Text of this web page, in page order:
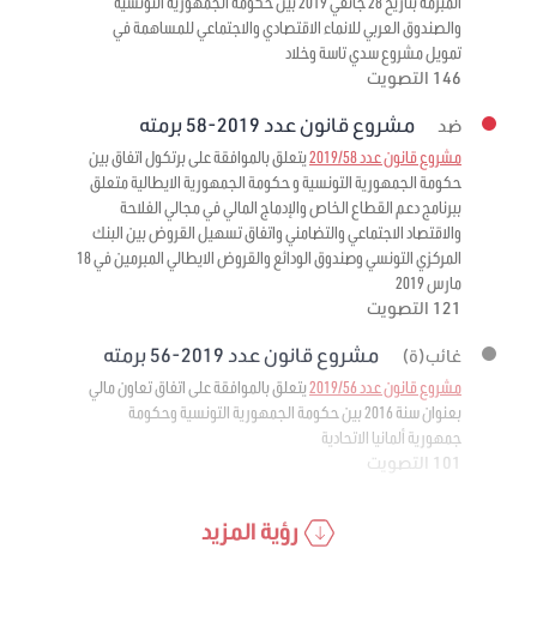
والصندوق العربي للانماء الاقتصادي والاجتماعي للمساهمة في
تمويل مشروع سدي تاسة وخلاد
146 التصويت
ضد مشروع قانون عدد 2019-58 برمته
مشروع قانون عدد 2019/58
يتعلق بالموافقة على برتكول اتفاق بين
حكومة الجمهورية التونسية و حكومة الجمهورية الايطالية متعلق
ببرنامج دعم القطاع الخاص والإدماج المالي في مجالي الفلاحة
والاقتصاد الاجتماعي والتضامني واتفاق تسهيل القروض بين البنك
المركزي التونسي وصندوق الودائع والقروض الايطالي المبرمين في 18
مارس 2019
121 التصويت
غائب(ة) مشروع قانون عدد 2019-56 برمته
مشروع قانون عدد 2019/56
يتعلق بالموافقة على اتفاق تعاون مالي
بعنوان سنة 2016 بين حكومة الجمهورية التونسية وحكومة
جمهورية ألمانيا الاتحادية
101 التصويت
رؤية المزيد